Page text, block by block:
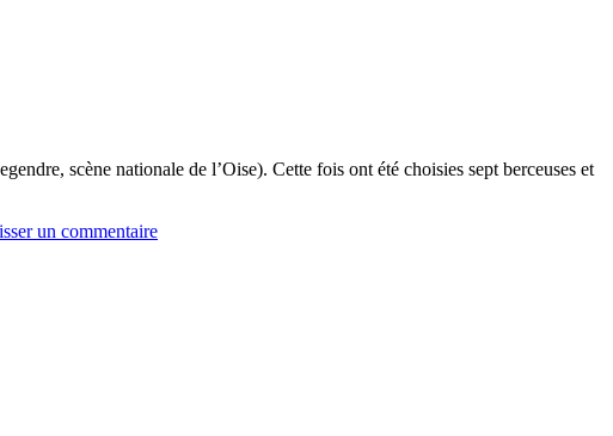
scène nationale de l’Oise). Cette fois ont été choisies sept berceuses et
un commentaire